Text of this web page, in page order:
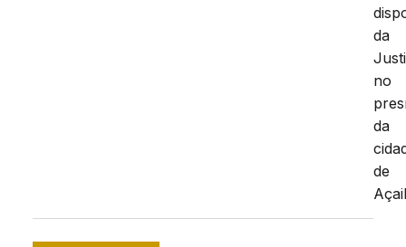
da
no
da
de